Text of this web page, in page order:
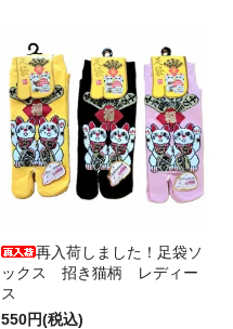
再入荷しました！足袋ソ
ックス 招き猫柄 レディー
ス
550円(税込)